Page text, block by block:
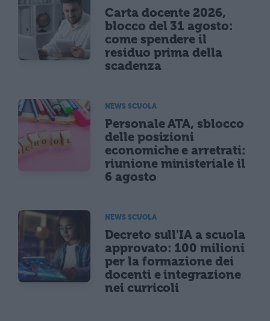
Carta docente 2026,
blocco del 31 agosto:
come spendere il
residuo prima della
scadenza
NEWS SCUOLA
Personale ATA, sblocco
delle posizioni
economiche e arretrati:
riunione ministeriale il
6 agosto
NEWS SCUOLA
Decreto sull'IA a scuola
approvato: 100 milioni
per la formazione dei
docenti e integrazione
nei curricoli